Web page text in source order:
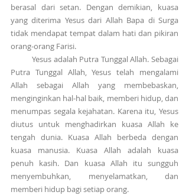
berasal dari setan. Dengan demikian, kuasa
yang diterima Yesus dari Allah Bapa di Surga
tidak mendapat tempat dalam hati dan pikiran
orang-orang Farisi.
Putra Tunggal Allah, Yesus telah mengalami
Allah sebagai Allah yang membebaskan,
menginginkan hal-hal baik, memberi hidup, dan
menumpas segala kejahatan. Karena itu, Yesus
diutus untuk menghadirkan kuasa Allah ke
tengah dunia. Kuasa Allah berbeda dengan
kuasa manusia. Kuasa Allah adalah kuasa
penuh kasih. Dan kuasa Allah itu sungguh
menyembuhkan, menyelamatkan, dan
memberi hidup bagi setiap orang.